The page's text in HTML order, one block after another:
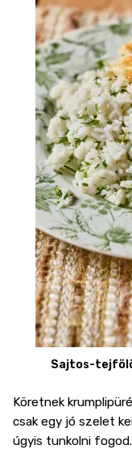
Sajtos-
Köretnek
csak egy jó szelet
úgyis tunkolni fogod.